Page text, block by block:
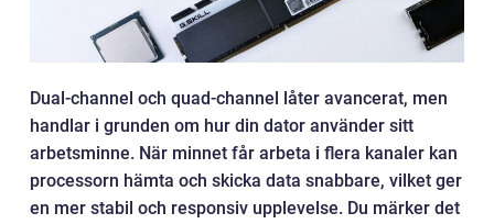
Dual-channel och quad-channel låter avancerat, men
handlar i grunden om hur din dator använder sitt
arbetsminne. När minnet får arbeta i flera kanaler kan
processorn hämta och skicka data snabbare, vilket ger
en mer stabil och responsiv upplevelse. Du märker det